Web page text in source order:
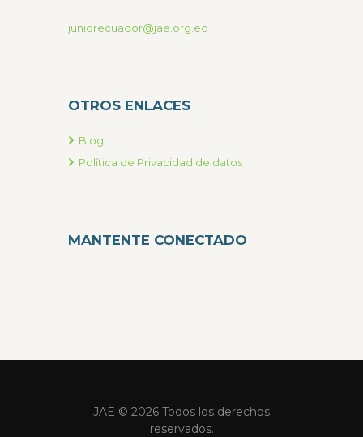
juniorecuador@jae.org.ec
OTROS ENLACES
Blog
Política de Privacidad de datos
MANTENTE CONECTADO
JAE © 2026 Todos los derechos
reservados.